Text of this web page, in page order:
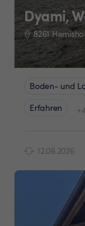
Dyami,
8261
Boden- und
Erfahren
12.06.2026